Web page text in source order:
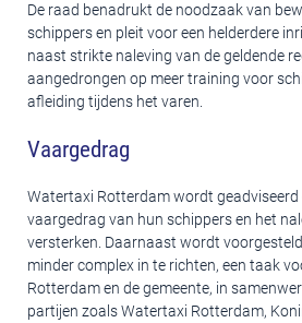
De raad benadrukt de noodzaak van
schippers en pleit voor een helderdere
naast strikte naleving van de geldende
aangedrongen op meer training voor
afleiding tijdens het varen.
Vaargedrag
Watertaxi Rotterdam wordt geadviseerd
vaargedrag van hun schippers en het
versterken. Daarnaast wordt
minder complex in te richten, een taak
Rotterdam en de gemeente, in
partijen zoals Watertaxi Rotterdam,